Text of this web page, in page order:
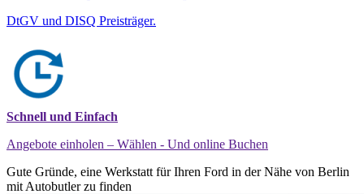
DtGV und DISQ Preisträger.
Schnell und Einfach
Angebote einholen – Wählen - Und online Buchen
Gute Gründe, eine Werkstatt für Ihren Ford in der Nähe von Berlin
mit Autobutler zu finden